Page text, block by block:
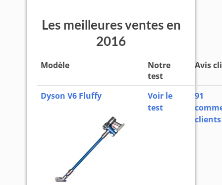
Les meilleures ventes en
2016
Modèle
Notre
test
Avis
Dyson V6 Fluffy
Voir le
test
91
clients